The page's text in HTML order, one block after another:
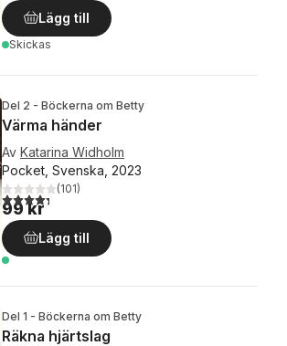
Lägg till
Skickas
Del 2 - Böckerna om Betty
Värma händer
Av Katarina Widholm
Pocket, Svenska, 2023
4,3utav 5 stjärnor. Totalt antal röster:
(101)
99 kr
Lägg till
Del 1 - Böckerna om Betty
Räkna hjärtslag